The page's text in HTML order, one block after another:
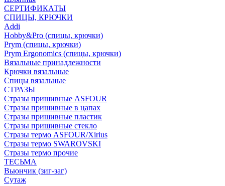
СЕРТИФИКАТЫ
СПИЦЫ, КРЮЧКИ
Addi
Hobby&Pro (спицы, крючки)
Prym (спицы, крючки)
Prym Ergonomics (спицы, крючки)
Вязальные принадлежности
Крючки вязальные
Спицы вязальные
СТРАЗЫ
Стразы пришивные ASFOUR
Стразы пришивные в цапах
Стразы пришивные пластик
Стразы пришивные стекло
Стразы термо ASFOUR/Xirius
Стразы термо SWAROVSKI
Стразы термо прочие
ТЕСЬМА
Вьюнчик (зиг-заг)
Сутаж